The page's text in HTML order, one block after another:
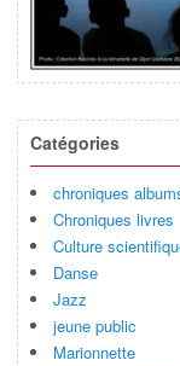
Catégories
chroniques
Chroniques livres
Culture
Danse
Jazz
jeune public
Marionnette